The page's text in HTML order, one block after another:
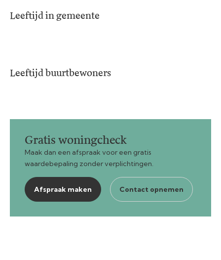
Leeftijd in gemeente
Leeftijd buurtbewoners
Gratis woningcheck
Maak dan een afspraak voor een gratis
waardebepaling zonder verplichtingen.
Afspraak maken Contact opnemen